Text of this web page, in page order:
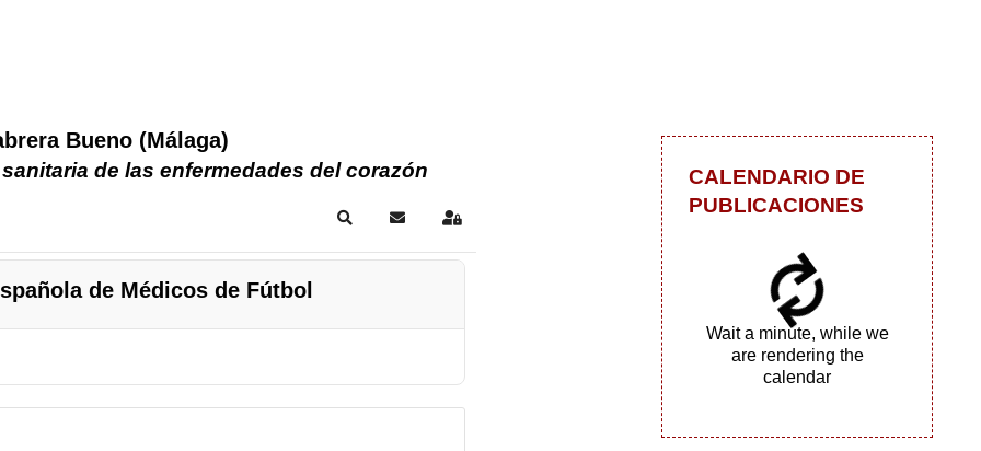
Bueno (Málaga)
de las enfermedades del corazón
SearchSubscribe to blog
Sign In
de Médicos de Fútbol
CALENDARIO DE
PUBLICACIONES
Wait a minute, while we
are rendering the
calendar